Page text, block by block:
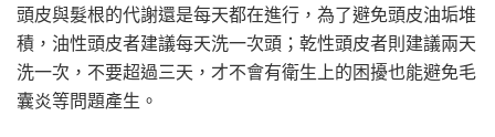
頭皮與髮根的代謝還是每天都在進行，為了避免頭皮油垢堆
積，油性頭皮者建議每天洗一次頭；乾性頭皮者則建議兩天
洗一次，不要超過三天，才不會有衛生上的困擾也能避免毛
囊炎等問題產生。